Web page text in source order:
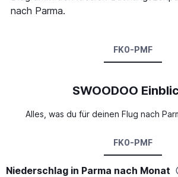
nach Parma.
FK0-PMF
SWOODOO
Alles, was du für deinen Flug nach
FK0-PMF
Niederschlag in Parma nach Monat